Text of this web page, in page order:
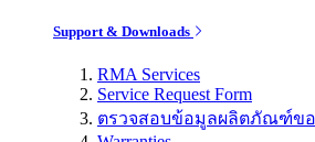
Support & Downloads
RMA Services
Service Request Form
ตรวจสอบข้อมูลผลิตภัณฑ์ข